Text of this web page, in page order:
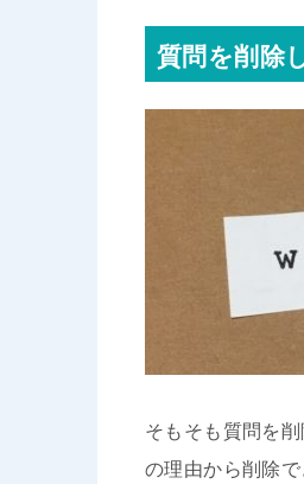
質問を削除
そもそも質問を
の理由から削除で